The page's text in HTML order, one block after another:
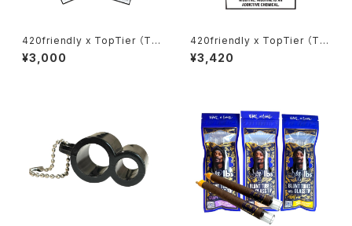
420friendly x TopTier （Th
ai Leaf）タイ産 プレミアムカッ
トリーフ フレーバー（5枚入） ブ
¥3,000
420friendly x TopTier （Th
ai Whole Leaf）タイ産ホール
リーフ – ブラント大判1枚入
¥3,420